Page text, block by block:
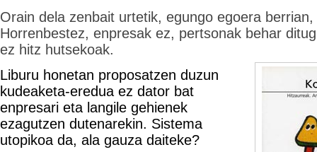
Orain dela zenbait urtetik, egungo egoera
Horrenbestez, enpresak ez, pertsonak behar
ez hitz hutsekoak.
Liburu honetan proposatzen duzun
kudeaketa-eredua ez dator bat
enpresari eta langile gehienek
ezagutzen dutenarekin. Sistema
utopikoa da, ala gauza daiteke?